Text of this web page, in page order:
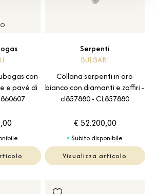
con
e pavé di
Serpenti
BULGARI
Collana serpenti in oro
bianco con diamanti e zaffiri -
cl857880 - CL857880
€ 52.200,00
Subito disponibile
Visualizza articolo